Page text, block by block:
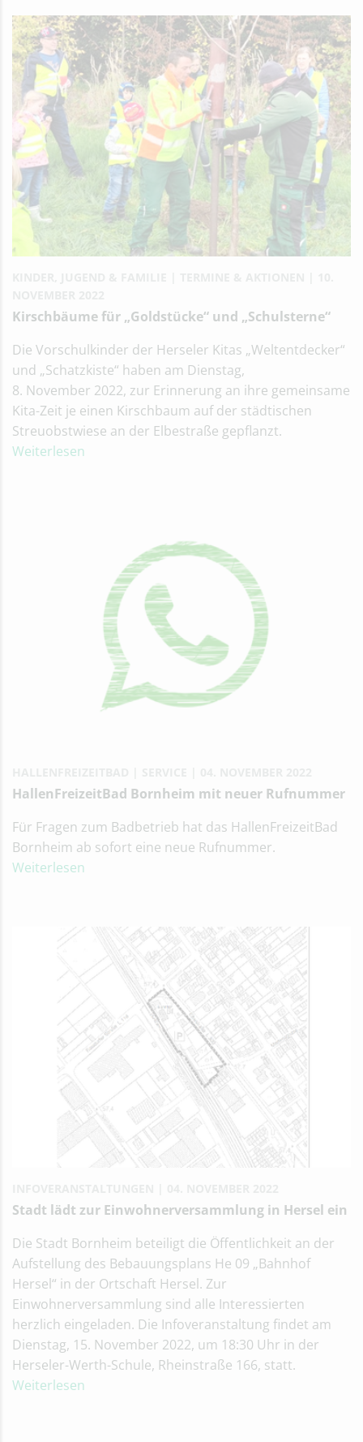
Kirschbäume für „Goldstücke“ und „Schulsterne“
Die Vorschulkinder der Herseler Kitas „Weltentdecker“
und „Schatzkiste“ haben am Dienstag,
8. November 2022, zur Erinnerung an ihre gemeinsame
Kita-Zeit je einen Kirschbaum auf der städtischen
Streuobstwiese an der Elbestraße gepflanzt.
Weiterlesen
HallenFreizeitBad Bornheim mit neuer Rufnummer
Für Fragen zum Badbetrieb hat das HallenFreizeitBad
Bornheim ab sofort eine neue Rufnummer.
Weiterlesen
Stadt lädt zur Einwohnerversammlung in Hersel ein
Die Stadt Bornheim beteiligt die Öffentlichkeit an der
Aufstellung des Bebauungsplans He 09 „Bahnhof
Hersel“ in der Ortschaft Hersel. Zur
Einwohnerversammlung sind alle Interessierten
herzlich eingeladen. Die Infoveranstaltung findet am
Dienstag, 15. November 2022, um 18:30 Uhr in der
Herseler-Werth-Schule, Rheinstraße 166, statt.
Weiterlesen